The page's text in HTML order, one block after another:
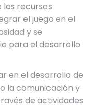
recursos
el juego en el
y se
para el desarrollo
en el desarrollo de
la comunicación y
de actividades